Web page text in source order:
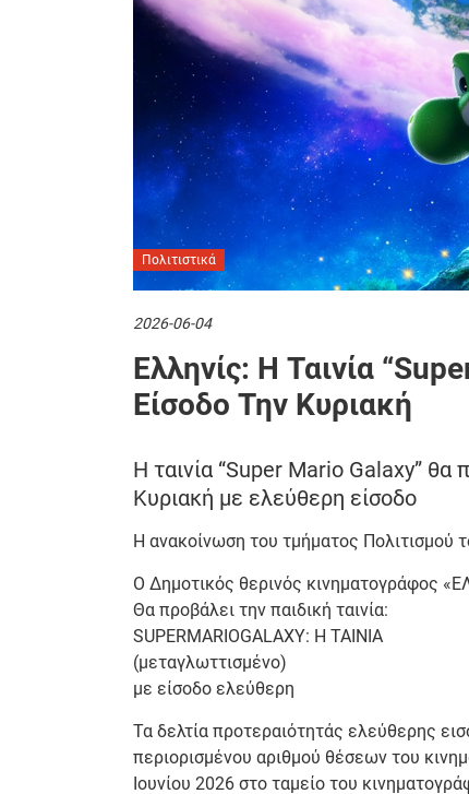
Πολιτιστικά
2026-06-04
Ελληνίς: Η Ταινία
Είσοδο Την Κυριακή
H ταινία “Super Mario Galaxy” θα
Κυριακή με ελεύθερη είσοδο
Η ανακοίνωση του τμήματος Πολιτισμού
Ο Δημοτικός θερινός κινηματογράφος
Θα προβάλει την παιδική ταινία:
SUPERMARIOGALAXY: Η ΤΑΙΝΙΑ
(μεταγλωττισμένο)
με είσοδο ελεύθερη
Τα δελτία προτεραιότητάς ελεύθερης
περιορισμένου αριθμού θέσεων του
Ιουνίου 2026 στο ταμείο του